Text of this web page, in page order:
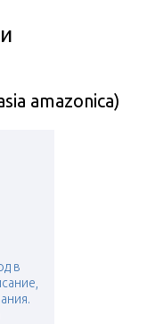
amazonica)
в